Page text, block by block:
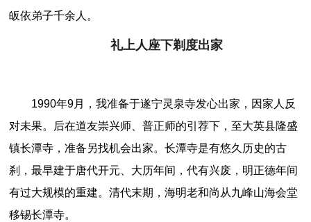
皈依弟子千余人。
礼上人座下剃度出家
1990年9月，我准备于遂宁灵泉寺发心出家，因家人反
对未果。后在道友崇兴师、普正师的引荐下，至大英县隆盛
镇长潭寺，准备另找机会出家。长潭寺是有悠久历史的古
刹，最早建于唐代开元、大历年间，代有兴废，明正德年间
有过大规模的重建。清代末期，海明老和尚从九峰山海会堂
移锡长潭寺。